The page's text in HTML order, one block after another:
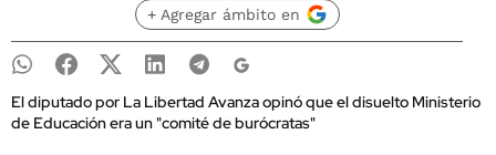
+ Agregar ámbito en
El diputado por La Libertad Avanza opinó que el disuelto Ministerio
de Educación era un "comité de burócratas"